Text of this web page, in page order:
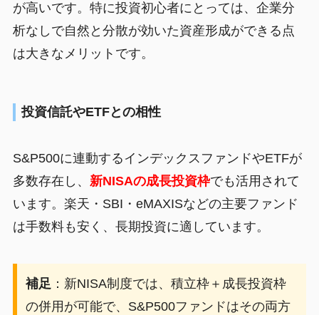
が高いです。特に投資初心者にとっては、企業分
析なしで自然と分散が効いた資産形成ができる点
は大きなメリットです。
投資信託やETFとの相性
S&P500に連動するインデックスファンドやETFが
多数存在し、 新NISAの成長投資枠でも活用されて
います。楽天・SBI・eMAXISなどの主要ファンド
は手数料も安く、長期投資に適しています。
補足：新NISA制度では、積立枠＋成長投資枠
の併用が可能で、S&P500ファンドはその両方